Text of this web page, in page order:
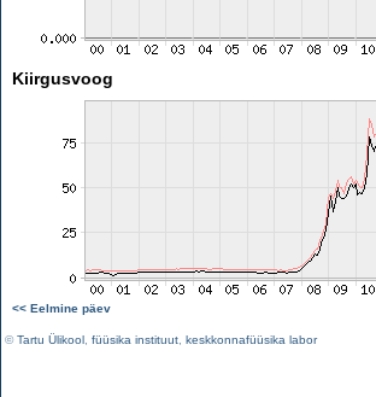
Kiirgusvoog
<< Eelmine päev
©Tartu Ülikool füüsika instituut keskkonnafüüsika labor